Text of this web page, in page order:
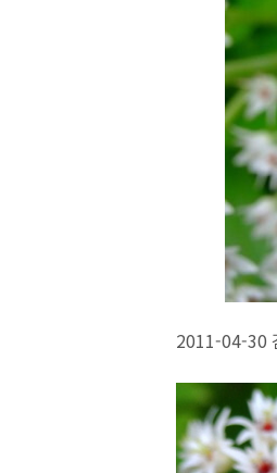
2011-04-30